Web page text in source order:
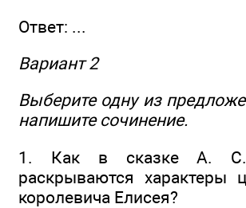
Ответ: ...
Вариант 2
Выберите одну из
напишите сочинение.
1. Как в сказке А. С.
раскрываются характеры
королевича Елисея?